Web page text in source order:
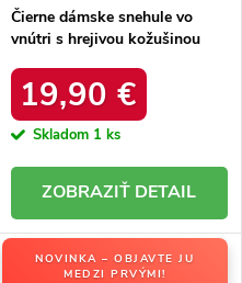
Čierne dámske snehule vo
vnútri s hrejivou kožušinou
BLACK
19,90 €
Skladom 1 ks
DETAIL
NOVINKA – OBJAVTE JU
MEDZI PRVÝMI!